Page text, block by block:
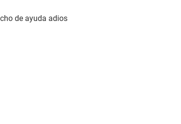
de ayuda adios